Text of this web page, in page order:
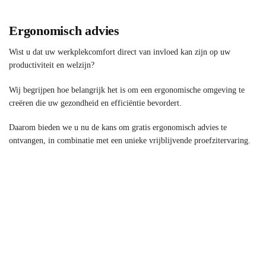
Ergonomisch advies
Wist u dat uw werkplekcomfort direct van invloed kan zijn op uw
productiviteit en welzijn?
Wij begrijpen hoe belangrijk het is om een ergonomische omgeving te
creëren die uw gezondheid en efficiëntie bevordert.
Daarom bieden we u nu de kans om gratis ergonomisch advies te
ontvangen, in combinatie met een unieke vrijblijvende proefzitervaring.